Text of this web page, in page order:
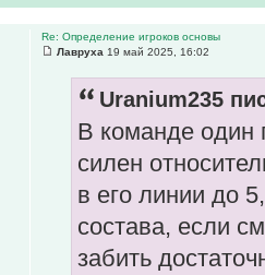
Re: Определение игроков основы
Лавруха 19 май 2025, 16:02
Uranium235
В команде один
силен
в его линии до
состава, если
забить